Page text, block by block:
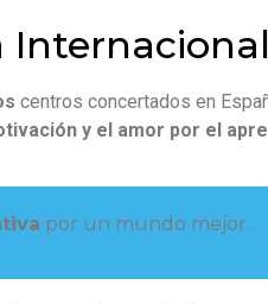
centros concertados en
y el amor por el
por un mundo mejor.